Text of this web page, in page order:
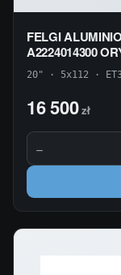
FELGI
A2224014300
20" · 5x112 ·
16 500zł
−